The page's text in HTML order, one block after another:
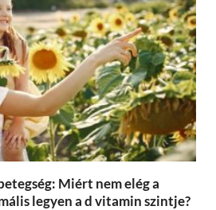
Miért nem elég a
legyen a d vitamin szintje?